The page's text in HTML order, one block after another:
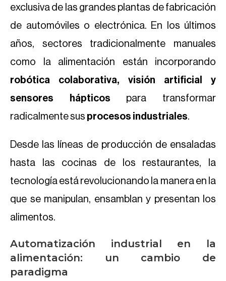
exclusiva de las grandes plantas de fabricación
de automóviles o electrónica. En los últimos
años, sectores tradicionalmente manuales
como la alimentación están incorporando
robótica colaborativa, visión artificial y
sensores hápticos para transformar
radicalmente sus procesos industriales.
Desde las líneas de producción de ensaladas
hasta las cocinas de los restaurantes, la
tecnología está revolucionando la manera en la
que se manipulan, ensamblan y presentan los
alimentos.
Automatización industrial en la
alimentación: un cambio de
paradigma